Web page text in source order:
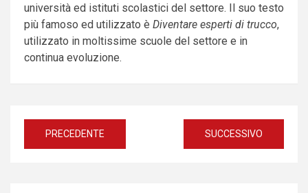
università ed istituti scolastici del settore. Il suo testo
più famoso ed utilizzato è Diventare esperti di trucco,
utilizzato in moltissime scuole del settore e in
continua evoluzione.
Navigazione
articoli
PRECEDENTE SUCCESSIVO